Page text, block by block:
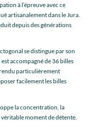
à l’épreuve avec ce
artisanalement dans le Jura.
depuis des générations
se distingue par son
accompagné de 36 billes
particulièrement
facilement les billes
la concentration, la
moment de détente.